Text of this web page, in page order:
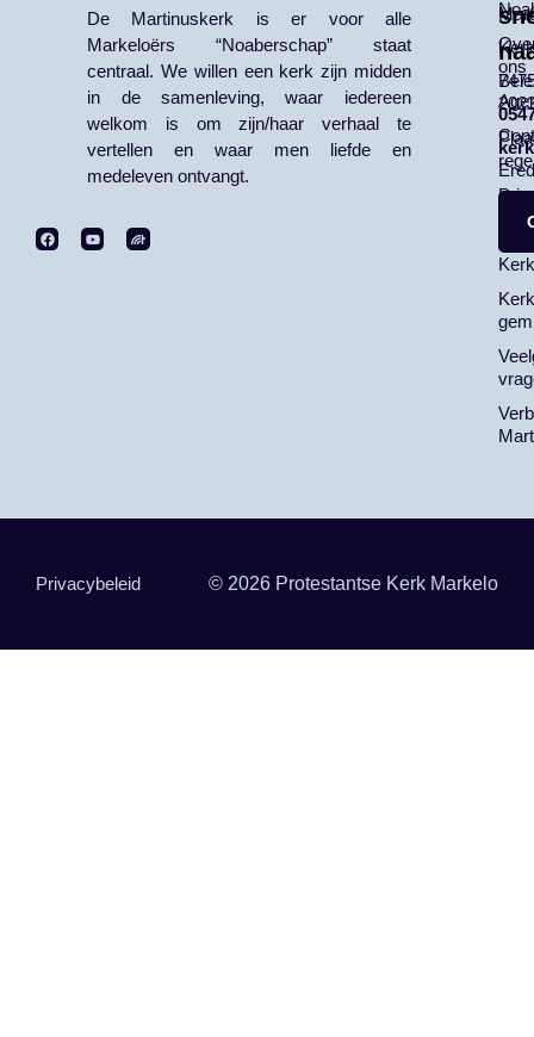
De Martinuskerk is er voor alle
Markeloërs “Noaberschap” staat
centraal. We willen een kerk zijn midden
in de samenleving, waar iedereen
welkom is om zijn/haar verhaal te
vertellen en waar men liefde en
medeleven ontvangt.
ons
Privacybeleid © 2026 Protestantse Kerk Markelo